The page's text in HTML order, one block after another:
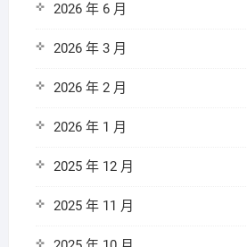
2026 年 6 月
2026 年 3 月
2026 年 2 月
2026 年 1 月
2025 年 12 月
2025 年 11 月